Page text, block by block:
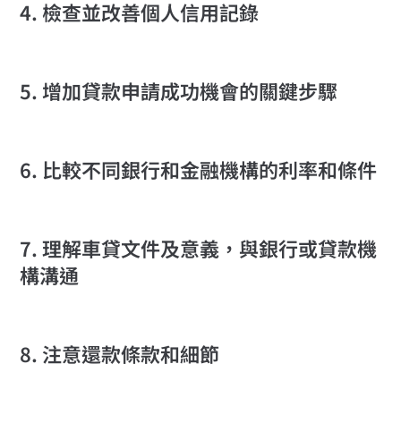
4. 檢查並改善個人信用記錄
5. 增加貸款申請成功機會的關鍵步驟
6. 比較不同銀行和金融機構的利率和條件
7. 理解車貸文件及意義，與銀行或貸款機
構溝通
8. 注意還款條款和細節